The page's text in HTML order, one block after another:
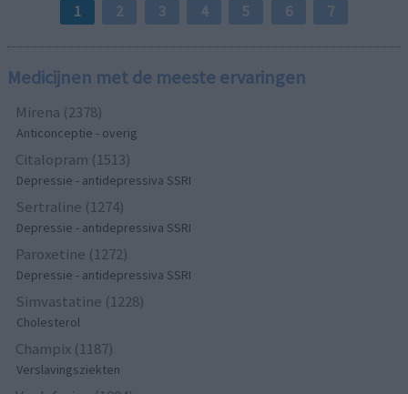
1 2 3 4 5 6 7
Medicijnen met de meeste ervaringen
Mirena (2378)
Anticonceptie - overig
Citalopram (1513)
Depressie - antidepressiva SSRI
Sertraline (1274)
Depressie - antidepressiva SSRI
Paroxetine (1272)
Depressie - antidepressiva SSRI
Simvastatine (1228)
Cholesterol
Champix (1187)
Verslavingsziekten